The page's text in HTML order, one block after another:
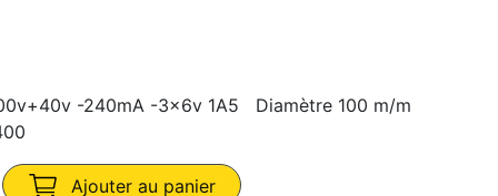
-240mA -3x6v 1A5 Diamètre 100 m/m
Ajouter au panier